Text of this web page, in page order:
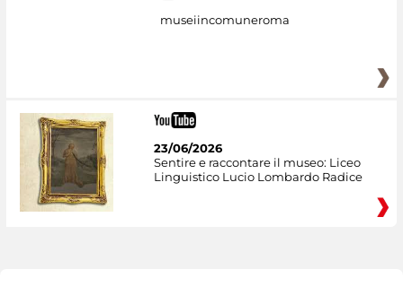
museiincomuneroma
23/06/2026
Sentire e raccontare il museo: Liceo
Linguistico Lucio Lombardo Radice